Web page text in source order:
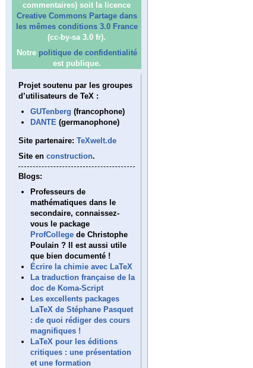
commentaires) soit la licence
Creative Commons Partage dans
les mêmes conditions 3.0 France
(cc-by-sa 3.0 fr).
Notre politique de confidentialité
est publique.
Projet soutenu par les groupes
d’utilisateurs de TeX :
GUTenberg (francophone)
DANTE (germanophone)
Site partenaire: TeXwelt.de
Site en construction.
Blogs:
Professeurs de
mathématiques dans le
secondaire, connaissez-
vous le package
ProfCollege de Christophe
Poulain ? Il est aussi utile
que bien documenté !
Écrire la chimie avec LaTeX
La traduction française de la
doc de Koma-Script
Les excellents packages
LaTeX de Stéphane Pasquet
: de quoi rédiger des cours
magnifiques !
LaTeX pour les éditions
critiques : une présentation
et une formation